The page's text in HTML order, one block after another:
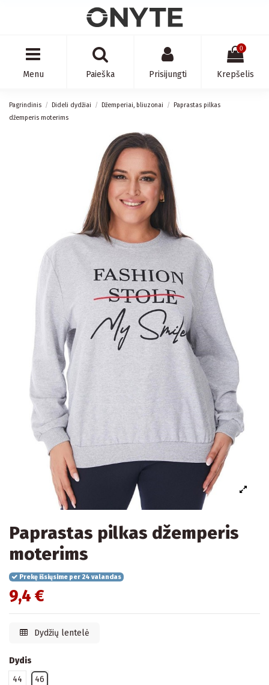
Menu Paieška Prisijungti
0
Krepšelis
Pagrindinis Dideli dydžiai Džemperiai, bliuzonai
Paprastas pilkas
džemperis moterims
Paprastas pilkas džemperis
moterims
Prekę išsiųsime per 24 valandas
9,4 €
Dydžių lentelė
Dydis
44
46